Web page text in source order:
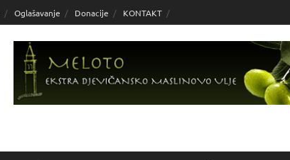
Oglašavanje Donacije KONTAKT